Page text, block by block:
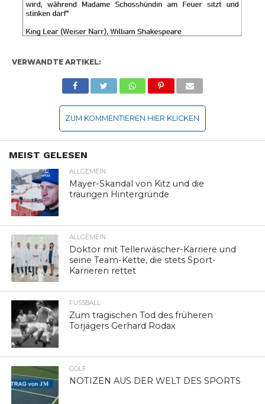
VERWANDTE ARTIKEL:
ZUM KOMMENTIEREN HIER KLICKEN
MEIST GELESEN
ALLGEMEIN
Mayer-Skandal von Kitz und die
traurigen Hintergründe
ALLGEMEIN
Doktor mit Tellerwäscher-Karriere und
seine Team-Kette, die stets Sport-
Karrieren rettet
FUSSBALL
Zum tragischen Tod des früheren
Torjägers Gerhard Rodax
GOLF
NOTIZEN AUS DER WELT DES SPORTS